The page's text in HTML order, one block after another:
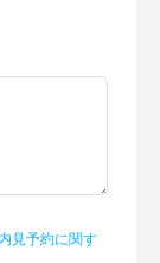
内見予約に関す